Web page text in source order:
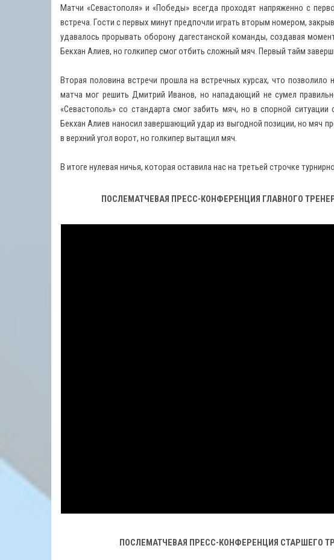
Матчи «Севастополя» и «Победы» всегда проходят напряженно с
встреча. Гости с первых минут предпочли играть вторым номером,
удавалось прорывать оборону дагестанской команды, создавая
Бекхан Алиев, но голкипер смог отбить сложный мяч. Первый тайм
Вторая половина встречи прошла на встречных курсах, что
матча мог решить Дмитрий Иванов, но нападающий не сумел
«Севастополь» со стандарта смог забить мяч, но в спорной
Бекхан Алиев наносил завершающий удар из выгодной позиции, но мяч
в верхний угол ворот, но голкипер вытащил мяч.
В итоге нулевая ничья, которая оставила нас на третьей строчке
ПОСЛЕМАТЧЕВАЯ ПРЕСС-КОНФЕРЕНЦИЯ ГЛАВНОГО
ПОСЛЕМАТЧЕВАЯ ПРЕСС-КОНФЕРЕНЦИЯ СТАРШЕГО